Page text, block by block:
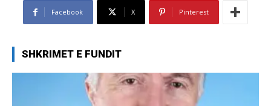
Facebook X Pinterest
SHKRIMET E FUNDIT